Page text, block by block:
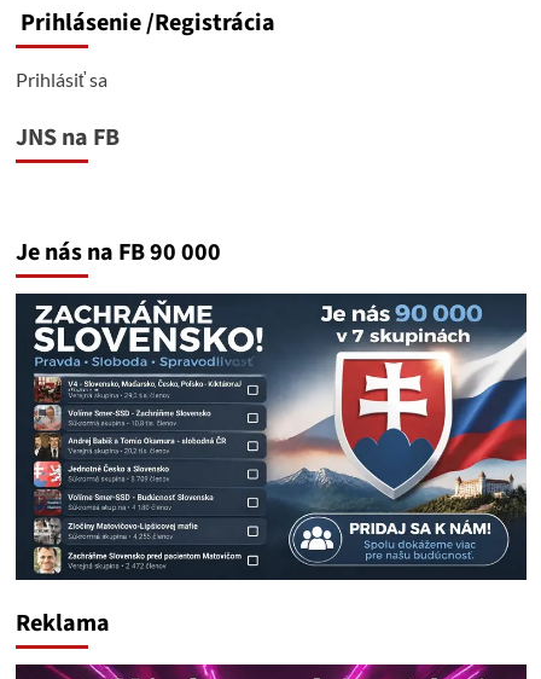
Prihlásenie/Registrácia
Prihlásiť sa
JNS na FB
Je nás na FB 90 000
Reklama